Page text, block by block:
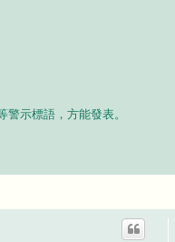
示標語，方能發表。